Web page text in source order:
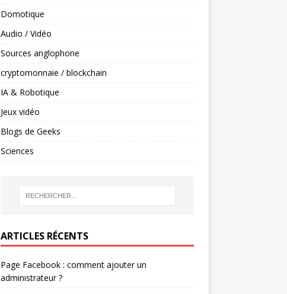
Domotique
Audio / Vidéo
Sources anglophone
cryptomonnaie / blockchain
IA & Robotique
Jeux vidéo
Blogs de Geeks
Sciences
ARTICLES RÉCENTS
Page Facebook : comment ajouter un
administrateur ?